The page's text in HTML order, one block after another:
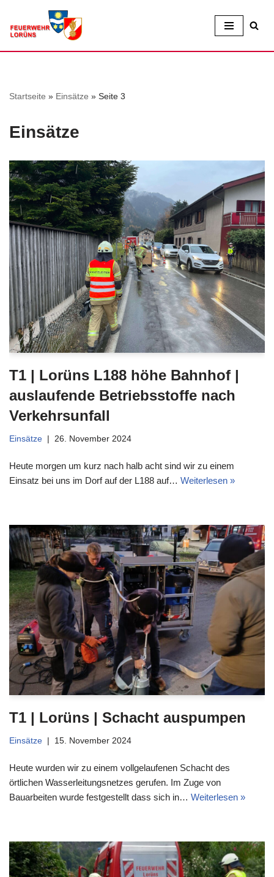
Zum
Startseite » Einsätze » Seite 3
Einsätze
T1 | Lorüns L188 höhe Bahnhof |
auslaufende Betriebsstoffe nach
Verkehrsunfall
Einsätze 26. November 2024
Heute morgen um kurz nach halb acht sind wir zu einem
Einsatz bei uns im Dorf auf der L188 auf… Weiterlesen »
T1 | Lorüns | Schacht auspumpen
Einsätze 15. November 2024
Heute wurden wir zu einem vollgelaufenen Schacht des
örtlichen Wasserleitungsnetzes gerufen. Im Zuge von
Bauarbeiten wurde festgestellt dass sich in… Weiterlesen »